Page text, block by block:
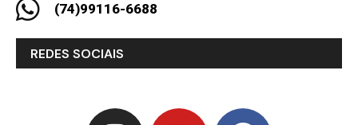
(74)99116-6688
REDES SOCIAIS